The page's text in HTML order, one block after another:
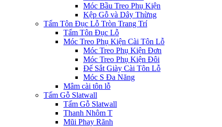
Móc Bầu Treo Phụ Kiện
Kệp Gỗ và Dây Thừng
Tấm Tôn Đục Lỗ Tròn Trang Trí
Tấm Tôn Đục Lỗ
Móc Treo Phụ Kiện Cài Tôn Lỗ
Móc Treo Phụ Kiện Đơn
Móc Treo Phụ Kiện Đôi
Đế Sắt Giày Cài Tôn Lỗ
Móc S Đa Năng
Mâm cài tôn lỗ
Tấm Gỗ Slatwall
Tấm Gỗ Slatwall
Thanh Nhôm T
Mũi Phay Rãnh